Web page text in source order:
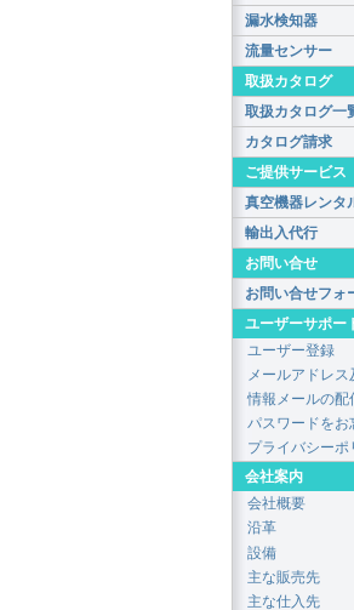
漏水検知器
流量センサー
取扱カタログ
取扱カタログ一
カタログ請求
ご提供サービス
真空機器レンタ
輸出入代行
お問い合せ
お問い合せフォ
ユーザーサポー
ユーザー登録
メールアドレス
情報メールの配
パスワードをお
プライバシーポ
会社案内
会社概要
沿革
設備
主な販売先
主な仕入先